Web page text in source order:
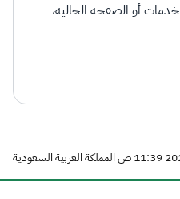
أو الصفحة الحالية،